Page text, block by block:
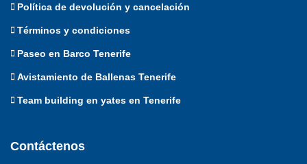
Política de devolución y cancelación
Términos y condiciones
Paseo en Barco Tenerife
Avistamiento de Ballenas Tenerife
Team building en yates en Tenerife
Contáctenos